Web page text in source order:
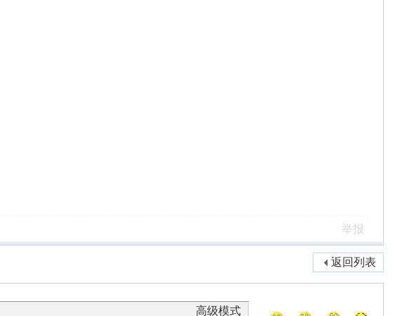
举报
返回列表
高级模式